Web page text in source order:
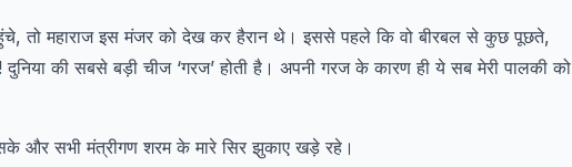
तो महाराज इस मंजर को देख कर हैरान थे। इससे पहले कि वो बीरबल से कुछ पूछते,
दुनिया की सबसे बड़ी चीज ‘गरज’ होती है। अपनी गरज के कारण ही ये सब मेरी पालकी को
और सभी मंत्रीगण शरम के मारे सिर झुकाए खड़े रहे।